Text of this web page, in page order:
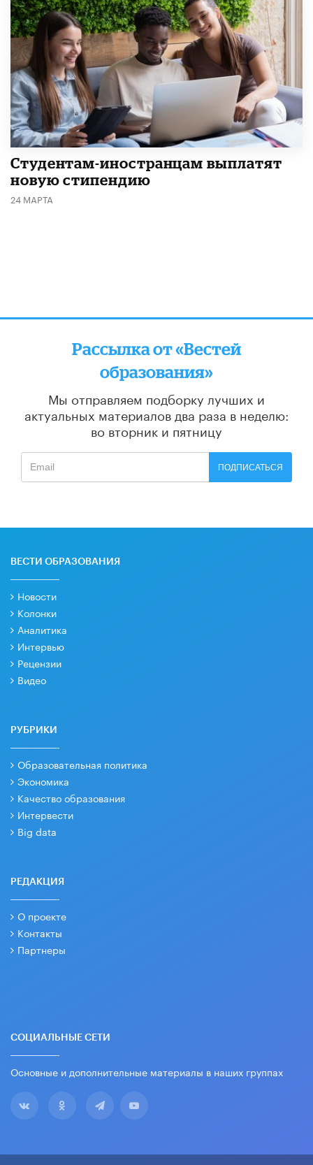
Студентам-иностранцам выплатят
новую стипендию
24 МАРТА
Рассылка от «Вестей
образования»
Мы отправляем подборку лучших и
актуальных материалов два раза в неделю:
во вторник и пятницу
ПОДПИСАТЬСЯ
ВЕСТИ ОБРАЗОВАНИЯ
Новости
Колонки
Аналитика
Интервью
Рецензии
Видео
РУБРИКИ
Образовательная политика
Экономика
Качество образования
Интервести
Big data
РЕДАКЦИЯ
О проекте
Контакты
Партнеры
СОЦИАЛЬНЫЕ СЕТИ
Основные и дополнительные материалы в наших группах